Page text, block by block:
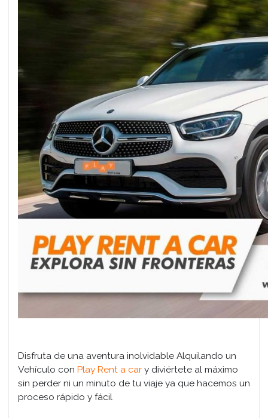
Disfruta de una aventura inolvidable Alquilando un
Vehículo con Play Rent a car y diviértete al máximo
sin perder ni un minuto de tu viaje ya que hacemos un
proceso rápido y fácil